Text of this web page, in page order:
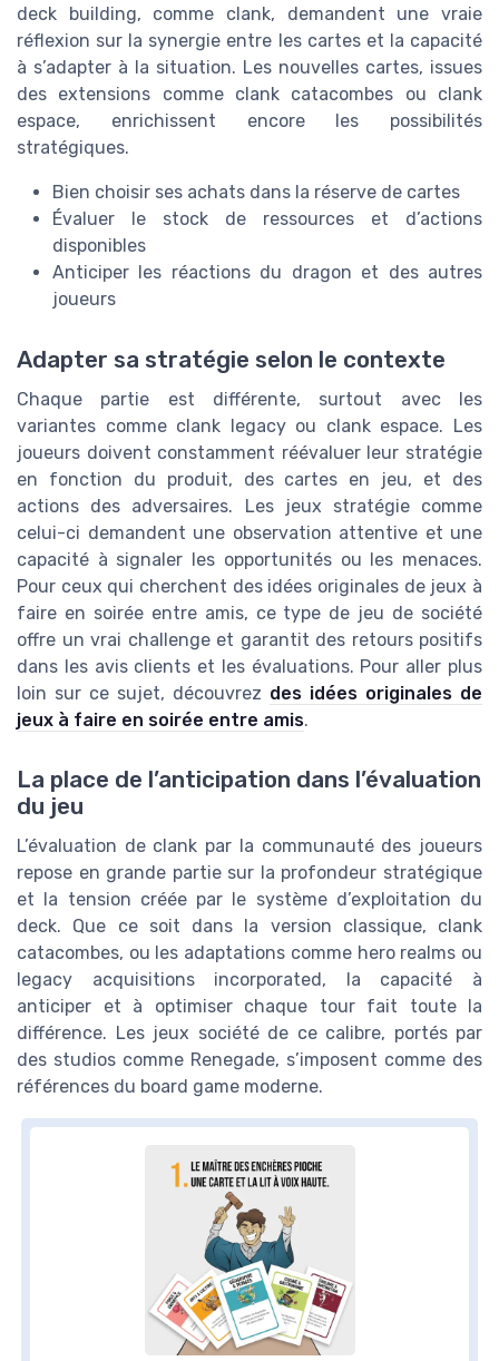
deck building, comme clank, demandent une vraie
réflexion sur la synergie entre les cartes et la capacité
à s’adapter à la situation. Les nouvelles cartes, issues
des extensions comme clank catacombes ou clank
espace, enrichissent encore les possibilités
stratégiques.
Bien choisir ses achats dans la réserve de cartes
Évaluer le stock de ressources et d’actions
disponibles
Anticiper les réactions du dragon et des autres
joueurs
Adapter sa stratégie selon le contexte
Chaque partie est différente, surtout avec les
variantes comme clank legacy ou clank espace. Les
joueurs doivent constamment réévaluer leur stratégie
en fonction du produit, des cartes en jeu, et des
actions des adversaires. Les jeux stratégie comme
celui-ci demandent une observation attentive et une
capacité à signaler les opportunités ou les menaces.
Pour ceux qui cherchent des idées originales de jeux à
faire en soirée entre amis, ce type de jeu de société
offre un vrai challenge et garantit des retours positifs
dans les avis clients et les évaluations. Pour aller plus
loin sur ce sujet, découvrez des idées originales de
jeux à faire en soirée entre amis.
La place de l’anticipation dans l’évaluation
du jeu
L’évaluation de clank par la communauté des joueurs
repose en grande partie sur la profondeur stratégique
et la tension créée par le système d’exploitation du
deck. Que ce soit dans la version classique, clank
catacombes, ou les adaptations comme hero realms ou
legacy acquisitions incorporated, la capacité à
anticiper et à optimiser chaque tour fait toute la
différence. Les jeux société de ce calibre, portés par
des studios comme Renegade, s’imposent comme des
références du board game moderne.